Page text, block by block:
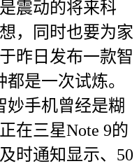
震动的将来科
，同时也要为家
昨日发布一款智
是一次试炼。
妙手机曾经是糊
在三星Note 9的
时通知显示、50